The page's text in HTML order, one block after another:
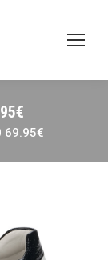
69.95€